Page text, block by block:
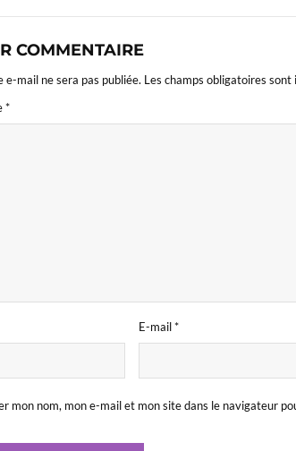
COMMENTAIRE
e-mail ne sera pas publiée. Les champs obligatoires sont
*
E-mail*
mon nom, mon e-mail et mon site dans le navigateur